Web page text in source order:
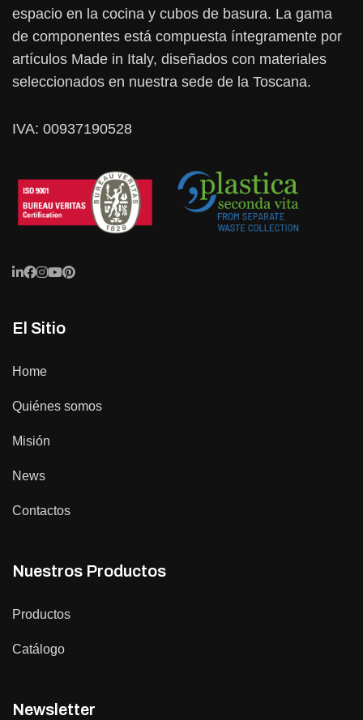
espacio en la cocina y cubos de basura. La gama
de componentes está compuesta íntegramente por
artículos Made in Italy, diseñados con materiales
seleccionados en nuestra sede de la Toscana.
IVA: 00937190528
El Sitio
Home
Quiénes somos
Misión
News
Contactos
Nuestros Productos
Productos
Catálogo
Newsletter